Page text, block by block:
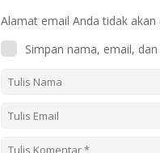
Alamat email Anda tidak akan
Simpan nama, email,